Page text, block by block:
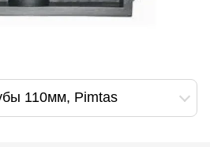
110мм, Pimtas